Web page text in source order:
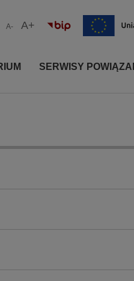
A- A+
SERWISY